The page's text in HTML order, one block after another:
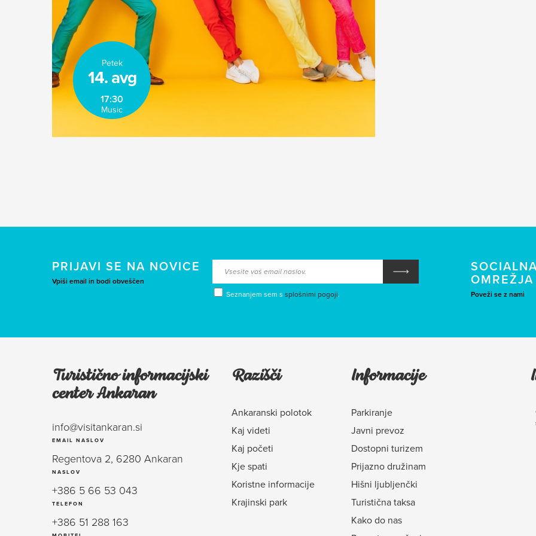
Petek
14. avg
17:30
Music
PRIJAVI SE NA NOVICE
Vpiši email in bodi obveščen
Seznanjem sem s splošnimi pogoji.
OMREŽJA
Poveži se z nami
Turistično informacijski
center Ankaran
info@visitankaran.si
EMAIL NASLOV
Regentova 2, 6280 Ankaran
NASLOV
+386 5 66 53 043
TELEFON
+386 51 288 163
Razišči
Ankaranski polotok
Kaj videti
Kaj početi
Kje spati
Koristne informacije
Krajinski park
Informacije
Parkiranje
Javni prevoz
Dostopni turizem
Prijazno družinam
Hišni ljubljenčki
Turistična taksa
Kako do nas